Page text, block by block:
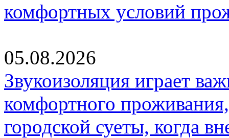
комфортных условий
05.08.2026
Звукоизоляция играет
комфортного
городской суеты, когда